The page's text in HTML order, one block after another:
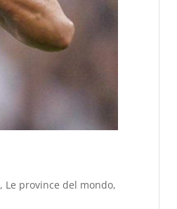
, Le province del mondo,